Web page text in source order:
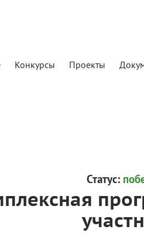
Конкурсы Проекты
Статус: